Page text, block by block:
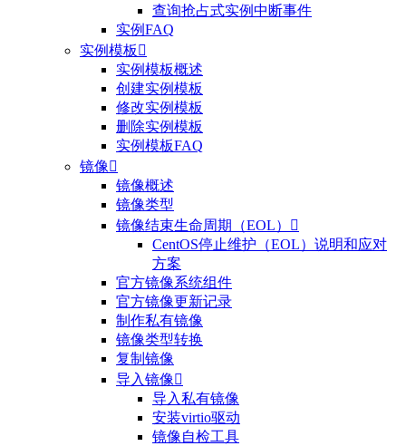
查询抢占式实例中断事件
实例FAQ
实例模板 
实例模板概述
创建实例模板
修改实例模板
删除实例模板
实例模板FAQ
镜像
镜像概述
镜像类型
镜像结束生命周期（EOL）

CentOS停止维护（EOL）说明和应对
方案
官方镜像系统组件
官方镜像更新记录
制作私有镜像
镜像类型转换
复制镜像
导入镜像
导入私有镜像
安装virtio驱动
镜像自检工具